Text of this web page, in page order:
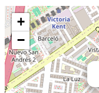
+
−